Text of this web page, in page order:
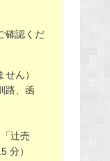
確認くだ
ん）
路、函
辻売
分）